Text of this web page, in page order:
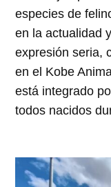
especies de
en la actualidad
expresión seria,
en el Kobe
está integrado
todos nacidos